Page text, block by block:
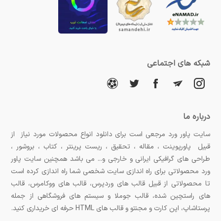
مزایای استفاده از پروژه‌های آماده پاورپوینت:
صرفه‌جویی در زمان و انرژی:با استفاده از پروژه‌های
محتوا نیست و شما می‌توانید به سرعت ارائه خود را
محتوای آماده و جامع:
محتوای کاملی برای انواع موضوعات هستند و می‌توانید
با ویرایش جزئی، آن را مطابق با نیازهای خود تنظیم
کنید.
طراحی حرفه‌ای و ساختاردهی اصولی:پروژه‌های آماده
شبکه های اجتماعی
درباره ما
سایت پاور ورد مرجعی است برای دانلود انواع محصولات مورد نیاز از
قبیل پاورپوینت ، مقاله ، تحقیق ، ریست پرینتر ، کتاب ، بروشور ،
طراحی های گرافیکی ایرانی و خارجی و... می باشد همچنین سایت پاور
ورد محصولاتی برای راه اندازی سایت شخصی شما راه اندازی کرده است
تا محصولاتی از قبیل قالب های وردپرس، قالب های ووکامرس، قالب
های راستچین شده، قالب جوملا و سیستم های فروشگاهی از جمله
پرستاشاپ، اپن کارت و مجنتو و قالب های HTML حرفه ای خریداری کنید.